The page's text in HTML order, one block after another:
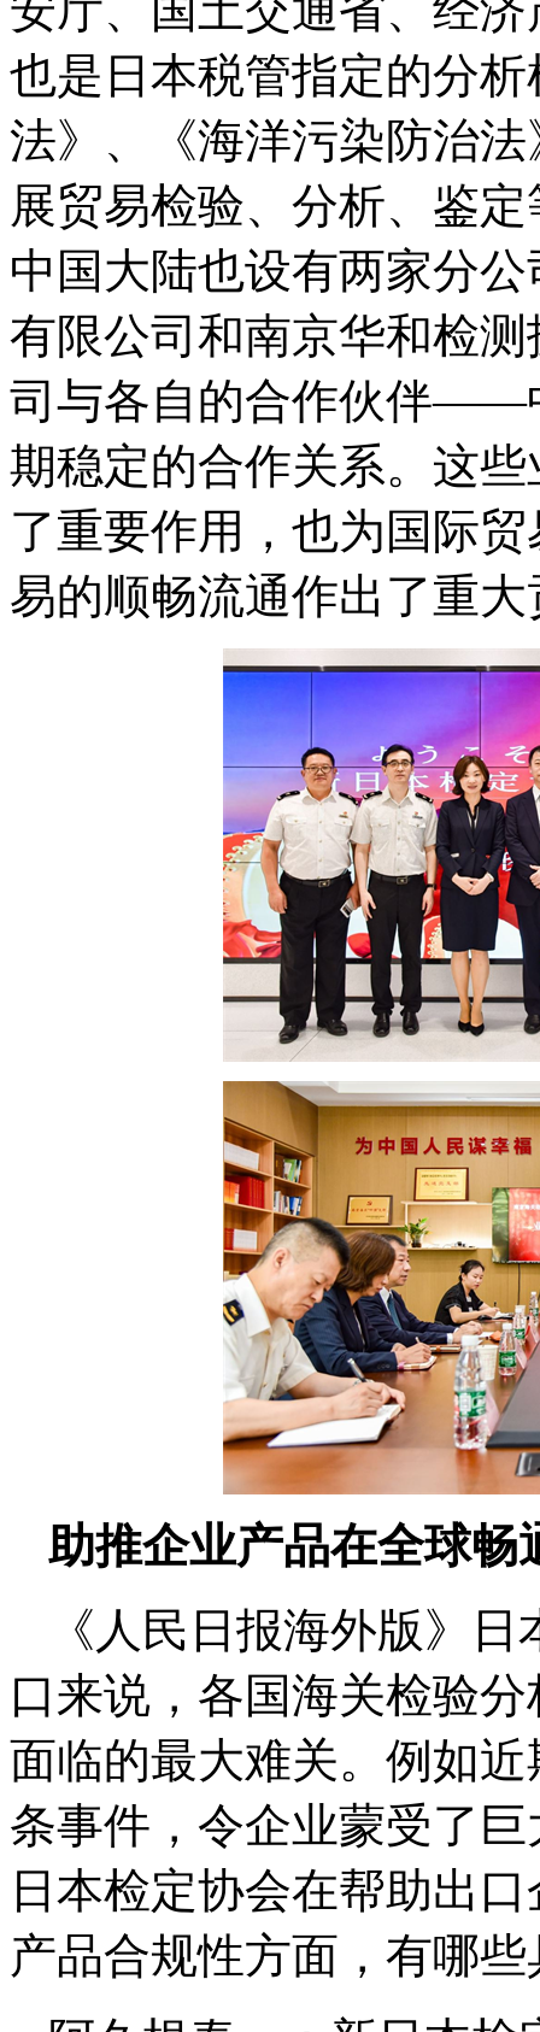
也是日本税管指定的分
法》、《海洋污染防治
展贸易检验、分析、鉴
中国大陆也设有两家分
有限公司和南京华和检
司与各自的合作伙伴——
期稳定的合作关系。这
了重要作用，也为国际
易的顺畅流通作出了重大
助推企业产品在全球畅
《人民日报海外版》
口来说，各国海关检验
面临的最大难关。例如
条事件，令企业蒙受了
日本检定协会在帮助出
产品合规性方面，有哪